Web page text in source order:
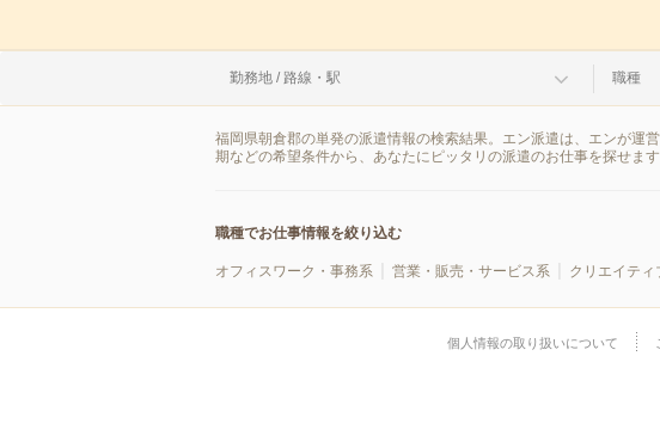
勤務地 / 路線・駅 職種
福岡県朝倉郡の単発の派遣情報の検索結果。エン派遣は、エンが運
期などの希望条件から、あなたにピッタリの派遣のお仕事を探せます
職種でお仕事情報を絞り込む
オフィスワーク・事務系 営業・販売・サービス系 クリエイティ
個人情報の取り扱いについて